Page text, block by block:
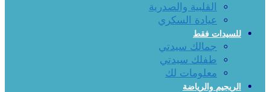
القلبية والصدرية
عيادة السكري
للسيدات فقط
جمالك سيدتي
طفلك سيدتي
معلومات لك
الريجيم والرياضة